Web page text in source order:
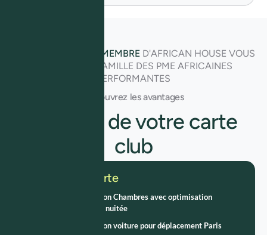
Découvrez les avantages
Les plus de votre carte
club
Inclus dans la carte
Service réservation Chambres avec optimisation
recherche du prix nuitée
Service réservation voiture pour déplacement Paris
LA CARTE DE MEMBRED'AFRICAN HOUSE VOUS
INTEGREZ LA FAMILLE DES PME AFRICAINES
PERFORMANTES